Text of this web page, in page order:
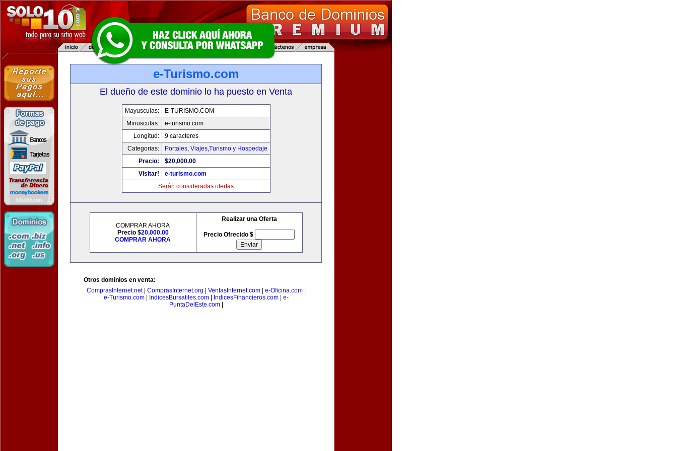
e-Turismo.com
El dueño de este dominio lo ha puesto en Venta
Mayusculas:
E-TURISMO.COM
Minusculas:
e-turismo.com
Longitud:
9 caracteres
Categorias:
Portales, Viajes,Turismo y Hospedaje
Precio:
$20,000.00
Visitar!
e-turismo.com
Serán consideradas ofertas
COMPRAR AHORA
Precio $20,000.00
COMPRAR AHORA
Realizar una Oferta
Precio Ofrecido $
Otros dominios en venta:
ComprasInternet.net| ComprasInternet.org VentasInternet.com| e-Oficina.com|
e-Turismo.com| IndicesBursatiles.com| IndicesFinancieros.com| e-
PuntaDelEste.com|